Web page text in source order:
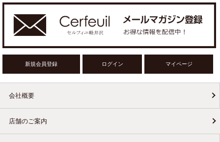
新規会員登録 ログイン マイページ
会社概要
店舗のご案内